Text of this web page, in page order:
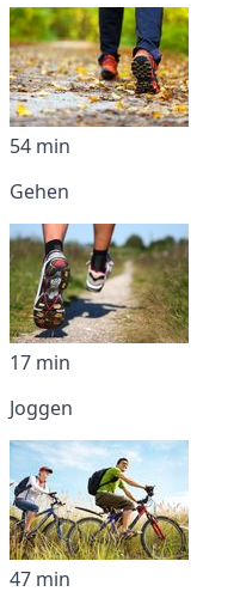
54 min
Gehen
17 min
Joggen
47 min